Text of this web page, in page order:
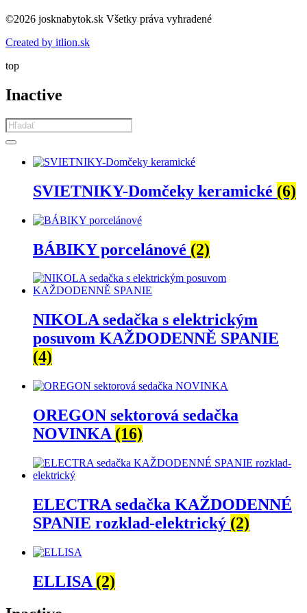
©2026 josknabytok.sk Všetky práva vyhradené
Created by itlion.sk
top
Inactive
Products
search
SVIETNIKY-Domčeky keramické (6)
BÁBIKY porcelánové (2)
NIKOLA sedačka s elektrickým
posuvom KAŽDODENNĚ SPANIE
(4)
OREGON sektorová sedačka
NOVINKA (16)
ELECTRA sedačka KAŽDODENNÉ
SPANIE rozklad-elektrický (2)
ELLISA (2)